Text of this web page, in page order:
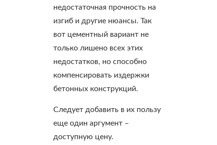
недостаточная прочность на
изгиб и другие нюансы. Так
вот цементный вариант не
только лишено всех этих
недостатков, но способно
компенсировать издержки
бетонных конструкций.
Следует добавить в их пользу
еще один аргумент –
доступную цену.